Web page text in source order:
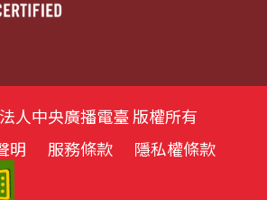
人中央廣播電臺 版權所有
明
服務條款 隱私權條款